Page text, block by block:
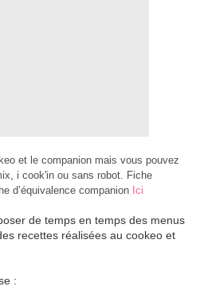
et le companion mais vous pouvez
i cook'in ou sans robot. Fiche
d’équivalence companion Ici
de temps en temps des menus
recettes réalisées au cookeo et
: